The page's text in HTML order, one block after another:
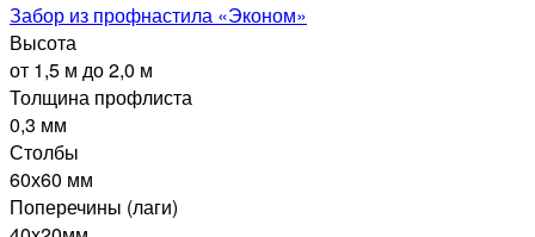
Забор из профнастила «Эконом»
Высота
от 1,5 м до 2,0 м
Толщина профлиста
0,3 мм
Столбы
60х60 мм
Поперечины (лаги)